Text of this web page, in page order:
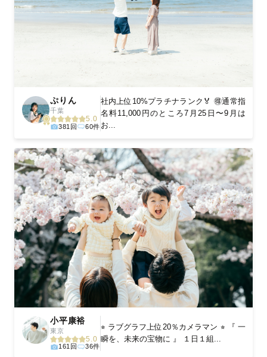
に。きっと「こんな写真を撮ってほしかった！」と思える一枚に
出会えます。まずは、ラブグラフの撮影事例をご覧ください。
ぷりん
千葉
5.0
381回 60件
社内上位10%プラチナランク🏅 🉐通常指
名料11,000円のところ7月25日〜9月は
お...
小平康裕
東京
5.0
161回 36件
⭐︎ ラブグラフ上位20％カメラマン ⭐︎ 『 一
瞬を、未来の宝物に 』 １日１組...